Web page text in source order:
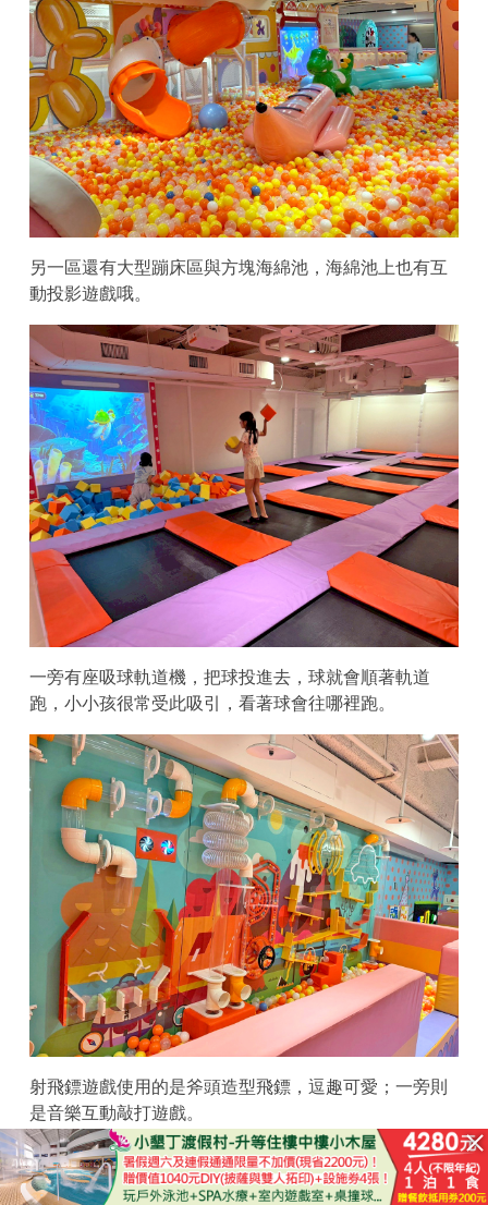
另一區還有大型蹦床區與方塊海綿池，海綿池上也有互
動投影遊戲哦。
一旁有座吸球軌道機，把球投進去，球就會順著軌道
跑，小小孩很常受此吸引，看著球會往哪裡跑。
射飛鏢遊戲使用的是斧頭造型飛鏢，逗趣可愛；一旁則
是音樂互動敲打遊戲。
已結束